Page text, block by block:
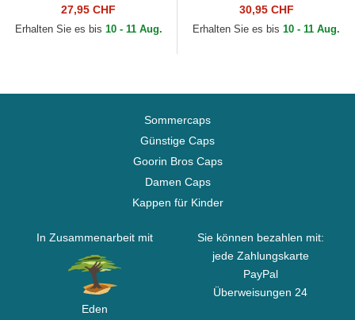
New York Yankees MLB von
47 Brand
27,95 CHF
Erhalten Sie es bis 10 - 11 Aug.
Jersey der New York
Yankees MLB von New Era
30,95 CHF
Erhalten Sie es bis 10 - 11 Aug.
Sommercaps
Günstige Caps
Goorin Bros Caps
Damen Caps
Kappen für Kinder
In Zusammenarbeit mit
Eden
Sie können bezahlen mit:
jede Zahlungskarte
PayPal
Überweisungen 24